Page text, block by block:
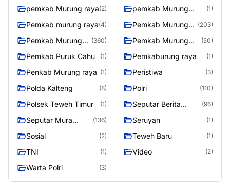
pemkab Murung raya(2)
pemkab Murung
(1)
Pemkab murung raya(4)
Pemkab Murung
(203)
Pemkab Murung
(360)
Pemkab Murung
(50)
Pemkab Puruk Cahu (1) Pemkaburung raya (1)
Penkab Murung raya (1) Peristiwa (3)
Polda Kalteng (8) Polri (110)
Polsek Teweh Timur (1)
Seputar Berita
(96)
Seputar Mura
(136) Seruyan (1)
Sosial (2) Teweh Baru (1)
TNI (1) Video (2)
Warta Polri (3)